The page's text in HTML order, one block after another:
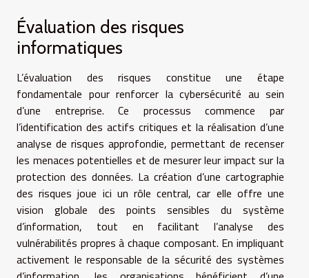
Évaluation des risques
informatiques
L’évaluation des risques constitue une étape
fondamentale pour renforcer la cybersécurité au sein
d’une entreprise. Ce processus commence par
l’identification des actifs critiques et la réalisation d’une
analyse de risques approfondie, permettant de recenser
les menaces potentielles et de mesurer leur impact sur la
protection des données. La création d’une cartographie
des risques joue ici un rôle central, car elle offre une
vision globale des points sensibles du système
d’information, tout en facilitant l’analyse des
vulnérabilités propres à chaque composant. En impliquant
activement le responsable de la sécurité des systèmes